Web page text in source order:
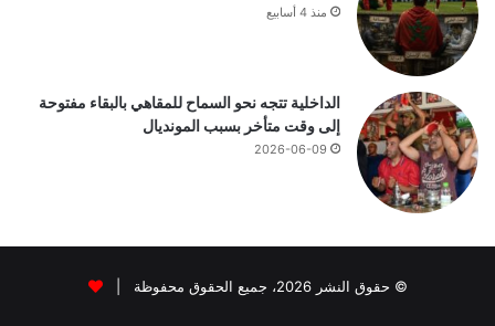
منذ 4 أسابيع
الداخلية تتجه نحو السماح للمقاهي بالبقاء مفتوحة
إلى وقت متأخر بسبب المونديال
2026-06-09
© حقوق النشر 2026، جميع الحقوق محفوظة |